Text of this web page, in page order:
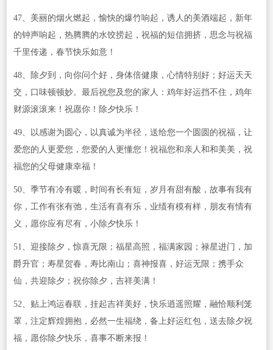
47、美丽的烟火燃起，愉快的爆竹响起，诱人的美酒端起，新年
的钟声响起，热腾腾的水饺捞起，祝福的短信拥挤，思念与祝福
千里传递，春节快乐如意！
48、除夕到，向你问个好，身体倍健康，心情特别好；好运天天
交，口味顿顿妙。最后祝您及您的家人：鸡年好运挡不住，鸡年
财源滚滚来！祝愿你！除夕快乐！
49、以感谢为圆心，以真诚为半径，送给您一个圆圆的祝福，让
爱您的人更爱您，您爱的人更懂您！祝福您和亲人和和美美，祝
福您的父母健康幸福！
50、季节有冷有暖，时间有长有短，岁月有甜有酸，故事有我有
你，工作有张有弛，生活有喜有乐，业绩有模有样，朋友有情有
义，愿你应有尽有，小除夕快乐！
51、迎接除夕，惊喜无限；福星高照，福满家园；禄星进门，加
爵升官；寿星贺春，寿比南山；喜神报喜，好运无限；携手众
仙，共迎除夕；祝你除夕，吉祥美满！
52、贴上鸿运春联，挂起吉祥美好，快乐逍遥照耀，融恰顺利笼
罩，注定辉煌拥抱，必然一生福绕，备上好运红包，送去除夕祝
福，愿你除夕快乐，喜事不断来报！